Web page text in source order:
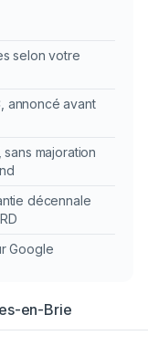
selon votre
annoncé avant
majoration
décennale
Google
en-Brie